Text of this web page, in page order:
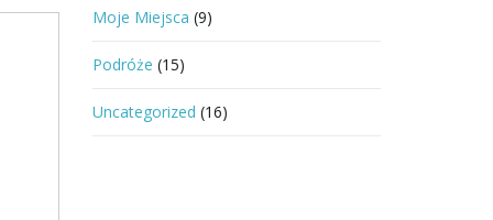
Moje Miejsca (9)
Podróże (15)
Uncategorized (16)